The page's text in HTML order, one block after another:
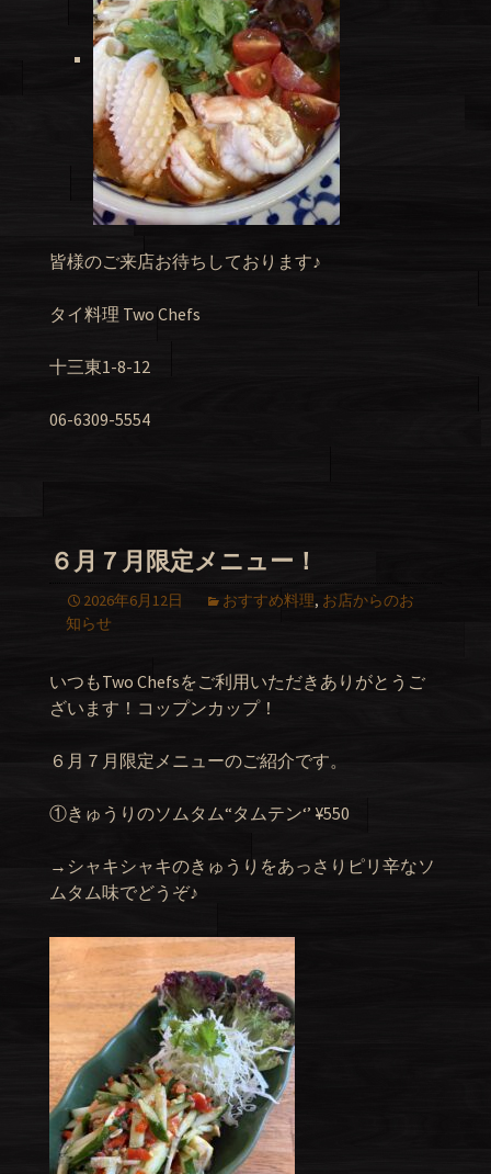
皆様のご来店お待ちしております♪
タイ料理 Two Chefs
十三東1-8-12
06-6309-5554
６月７月限定メニュー！
2026年6月12日 おすすめ料理, お店からのお
知らせ
いつもTwo Chefsをご利用いただきありがとうご
ざいます！コップンカップ！
６月７月限定メニューのご紹介です。
①きゅうりのソムタム“タムテン‘’ ¥550
→シャキシャキのきゅうりをあっさりピリ辛なソ
ムタム味でどうぞ♪